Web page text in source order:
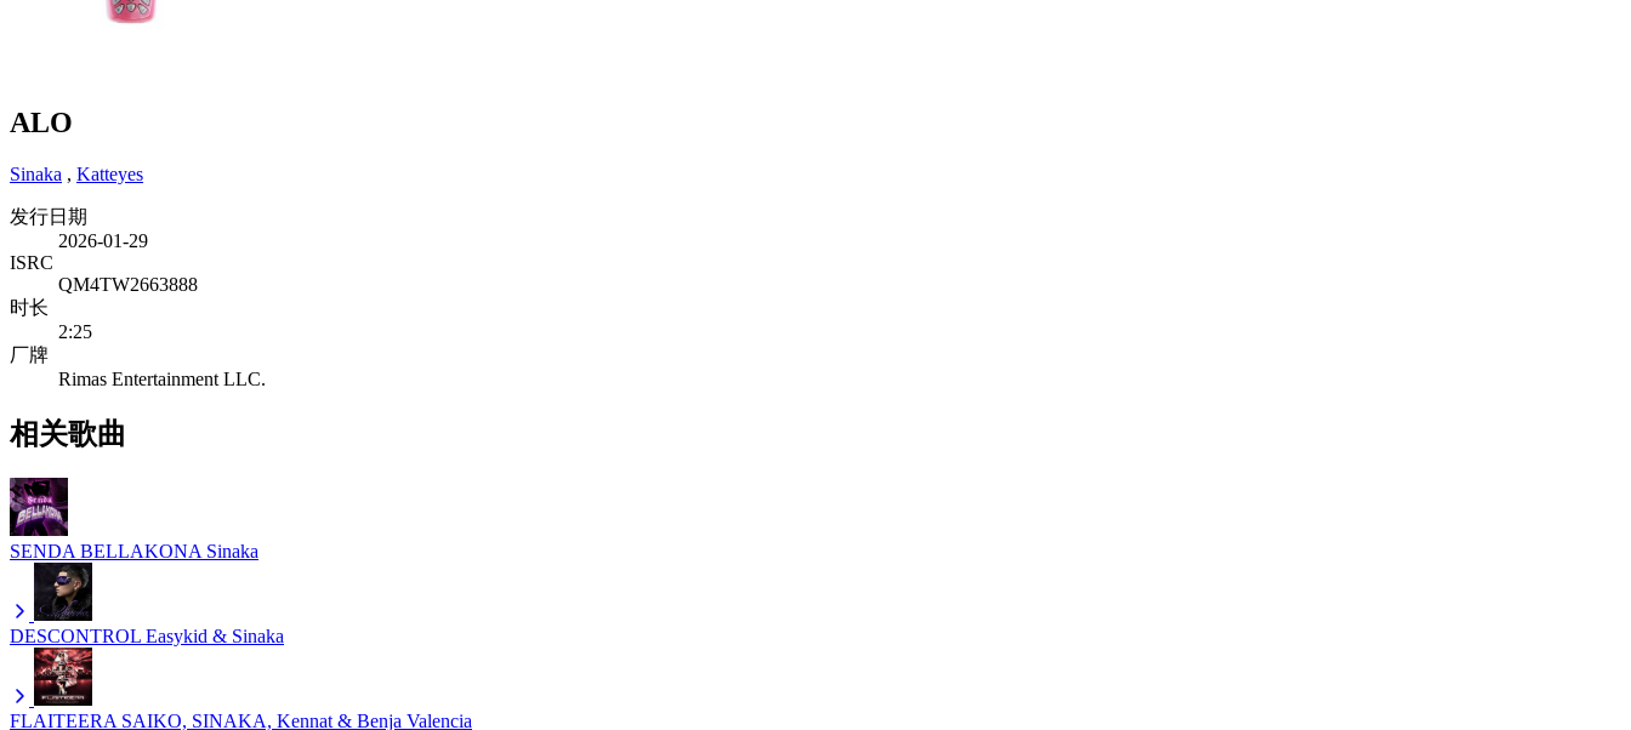
ALO
Sinaka , Katteyes
发行日期
2026-01-29
ISRC
QM4TW2663888
时长
2:25
厂牌
Rimas Entertainment LLC.
相关歌曲
SENDA BELLAKONA Sinaka
DESCONTROL Easykid & Sinaka
FLAITEERA SAIKO, SINAKA, Kennat & Benja Valencia